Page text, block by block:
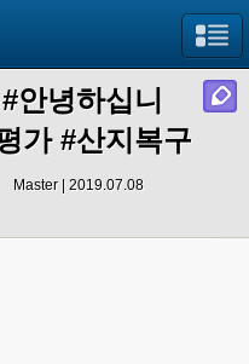
안녕하십니
가 #산지복구
Master | 2019.07.08